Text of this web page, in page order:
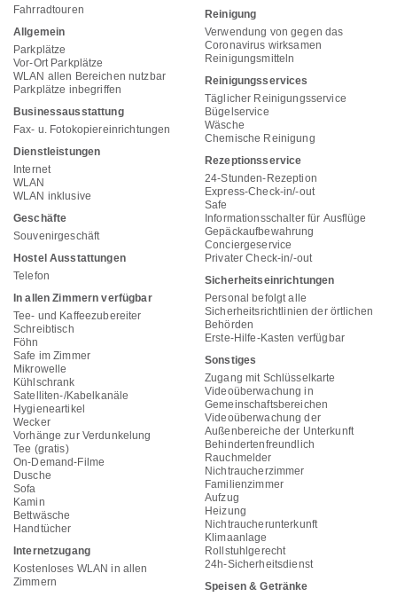
Fahrradtouren
Allgemein
Parkplätze
Vor-Ort Parkplätze
WLAN allen Bereichen nutzbar
Parkplätze inbegriffen
Businessausstattung
Fax- u. Fotokopiereinrichtungen
Dienstleistungen
Internet
WLAN
WLAN inklusive
Geschäfte
Souvenirgeschäft
Hostel Ausstattungen
Telefon
In allen Zimmern verfügbar
Tee- und Kaffeezubereiter
Schreibtisch
Föhn
Safe im Zimmer
Mikrowelle
Kühlschrank
Satelliten-/Kabelkanäle
Hygieneartikel
Wecker
Vorhänge zur Verdunkelung
Tee (gratis)
On-Demand-Filme
Dusche
Sofa
Kamin
Bettwäsche
Handtücher
Internetzugang
Kostenloses WLAN in allen
Zimmern
Reinigung
Verwendung von gegen das
Coronavirus wirksamen
Reinigungsmitteln
Reinigungsservices
Täglicher Reinigungsservice
Bügelservice
Wäsche
Chemische Reinigung
Rezeptionsservice
24-Stunden-Rezeption
Express-Check-in/-out
Safe
Informationsschalter für Ausflüge
Gepäckaufbewahrung
Conciergeservice
Privater Check-in/-out
Sicherheitseinrichtungen
Personal befolgt alle
Sicherheitsrichtlinien der örtlichen
Behörden
Erste-Hilfe-Kasten verfügbar
Sonstiges
Zugang mit Schlüsselkarte
Videoüberwachung in
Gemeinschaftsbereichen
Videoüberwachung der
Außenbereiche der Unterkunft
Behindertenfreundlich
Rauchmelder
Nichtraucherzimmer
Familienzimmer
Aufzug
Heizung
Nichtraucherunterkunft
Klimaanlage
Rollstuhlgerecht
24h-Sicherheitsdienst
Speisen & Getränke